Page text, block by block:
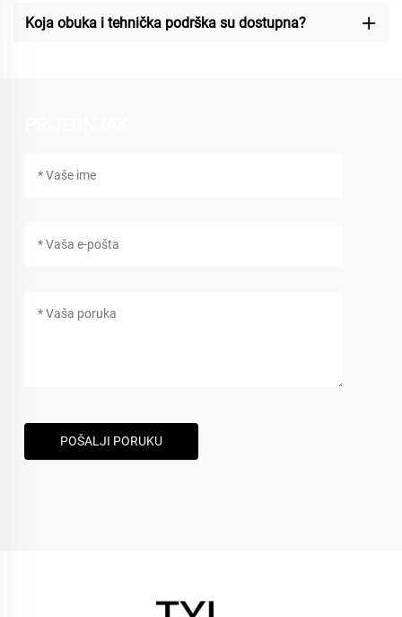
Koja obuka i tehnička podrška su dostupna?
POŠALJI PORUKU